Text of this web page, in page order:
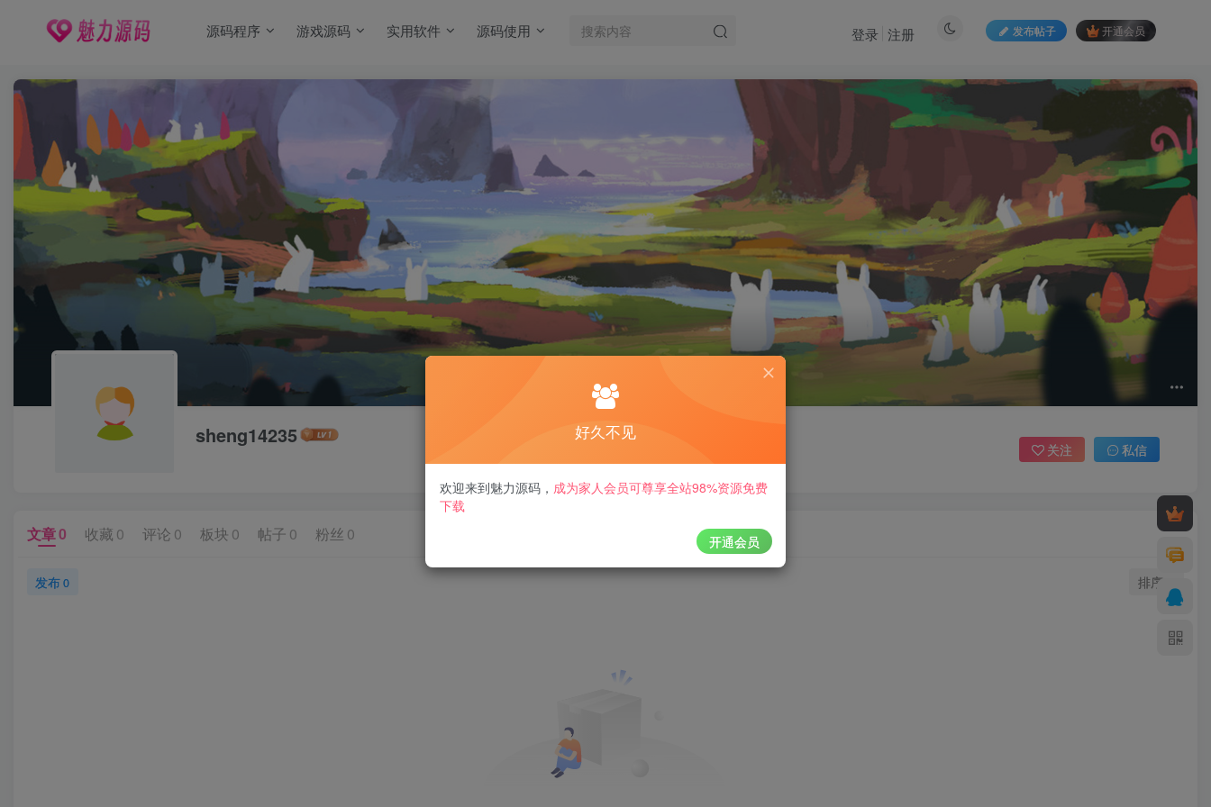
源码程序 游戏源码 实用软件 源码使用 发布帖子 开通会员
登录 注册
sheng14235
关注 私信
文章0 收藏 0 评论 0 板块 0 帖子 0 粉丝 0
发布0 排序
好久不见
欢迎来到魅力源码 ， 成为家人会员可尊享全站98%资源免费
下载
开通会员